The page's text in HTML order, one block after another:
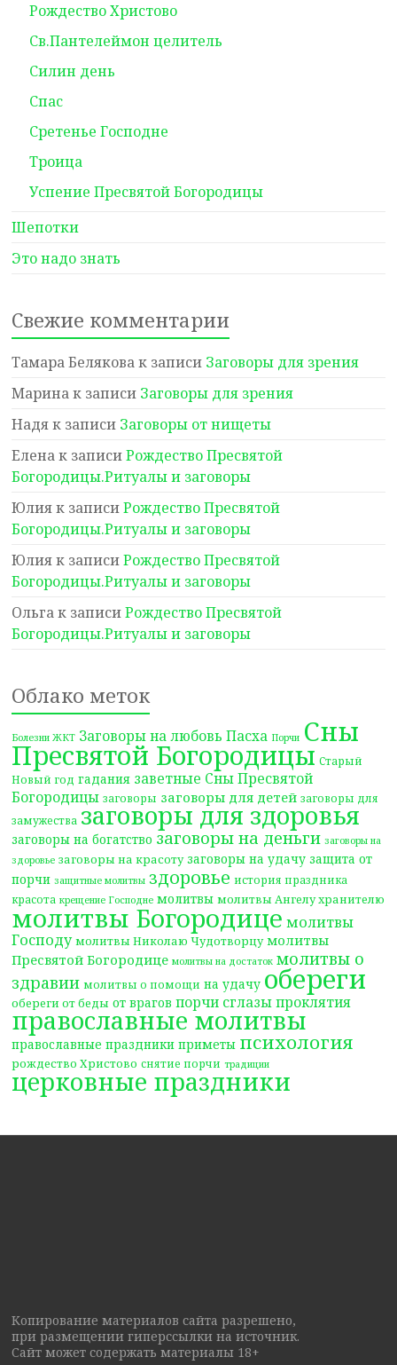
Рождество Христово
Св.Пантелеймон целитель
Силин день
Спас
Сретенье Господне
Троица
Успение Пресвятой Богородицы
Шепотки
Это надо знать
Свежие комментарии
Тамара Беляковак записи Заговоры для зрения
Маринак записи Заговоры для зрения
Надяк записи Заговоры от нищеты
Еленак записиРождество Пресвятой
Богородицы.Ритуалы и заговоры
Юлияк записиРождество Пресвятой
Богородицы.Ритуалы и заговоры
Юлияк записиРождество Пресвятой
Богородицы.Ритуалы и заговоры
Ольгак записиРождество Пресвятой
Богородицы.Ритуалы и заговоры
Облако меток
Болезни ЖКТ Заговоры на любовь Пасха Порчи Сны
Пресвятой Богородицы Старый
Новый год гадания заветные Сны Пресвятой
Богородицы заговоры заговоры для детей заговоры для
замужества заговоры для здоровья
заговоры на богатство заговоры на деньги заговоры на
здоровье заговоры на красоту заговоры на удачу защита от
порчи защитные молитвы здоровье история праздника
красота крещение Господне молитвы молитвы Ангелу хранителю
молитвы Богородице молитвы
Господу молитвы Николаю Чудотворцу молитвы
Пресвятой Богородице молитвы на достаток молитвы о
здравии молитвы о помощи на удачу обереги
обереги от беды от врагов порчи сглазы проклятия
православные молитвы
православные праздники приметы психология
рождество Христово снятие порчи традиции
церковные праздники
Копирование материалов сайта разрешено,
при размещении гиперссылки на источник.
Сайт может содержать материалы 18+